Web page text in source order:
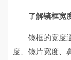
了解镜框宽
镜框的宽度
度、镜片宽度、